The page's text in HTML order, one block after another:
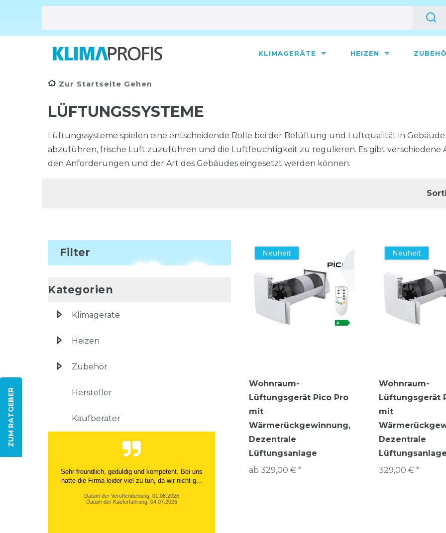
KLIMAGERÄTE HEIZEN
Zur Startseite Gehen
ZUM RATGEBER
LÜFTUNGSSYSTEME
Lüftungssysteme spielen eine entscheidende Rolle bei der Belüftung und Luftqualität in
abzuführen, frische Luft zuzuführen und die Luftfeuchtigkeit zu regulieren. Es gibt verschiedene
den Anforderungen und der Art des Gebäudes eingesetzt werden können.
Filter
Kategorien
Klimageräte
Heizen
Zubehör
Hersteller
Kaufberater
Sehr freundlich, geduldig und kompetent. Bei uns
hatte die Firma leider viel zu tun, da wir nicht g...
Datum der Veröffentlichung: 01.08.2026
Datum der Kauferfahrung: 04.07.2026
Neuheit
Wohnraum-
Lüftungsgerät Pico Pro
mit
Wärmerückgewinnung,
Dezentrale
Lüftungsanlage
ab 329,00 € *
Neuheit
Wohnraum-
Lüftungsgerät
mit
Dezentrale
Lüftungsanlage
329,00 € *